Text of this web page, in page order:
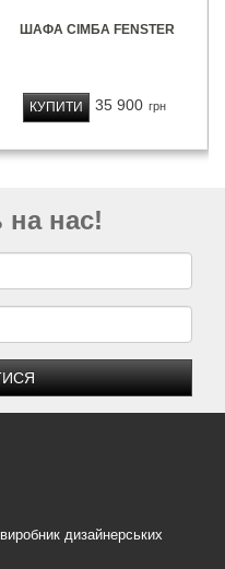
ШАФА СІМБА FENSTER
35 900 грн
КУПИТИ
на нас!
дизайнерських